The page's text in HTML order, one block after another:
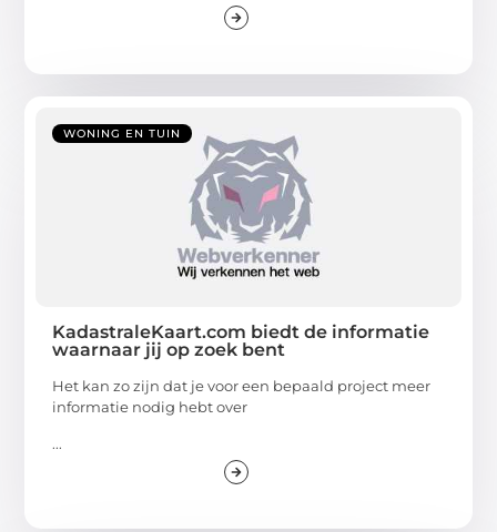
WONING EN TUIN
KadastraleKaart.com biedt de informatie
waarnaar jij op zoek bent
Het kan zo zijn dat je voor een bepaald project meer
informatie nodig hebt over
...